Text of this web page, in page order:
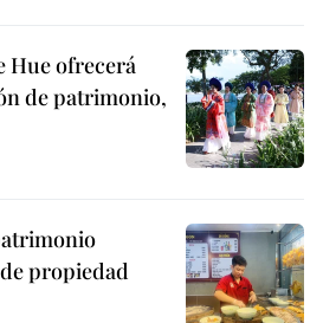
Hue ofrecerá
de patrimonio,
propiedad